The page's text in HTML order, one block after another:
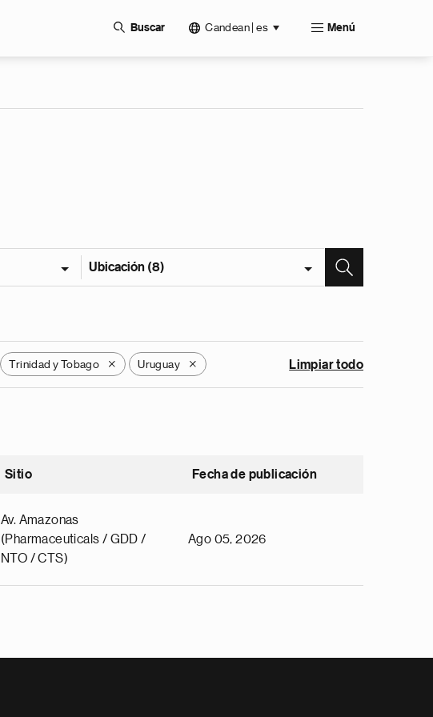
Buscar Candean | es Menú
Ubicación (8)
Trinidad y Tobago X Uruguay X Limpiar todo
Sitio Fecha de publicación
Av. Amazonas
(Pharmaceuticals / GDD /
NTO / CTS)
Ago 05, 2026